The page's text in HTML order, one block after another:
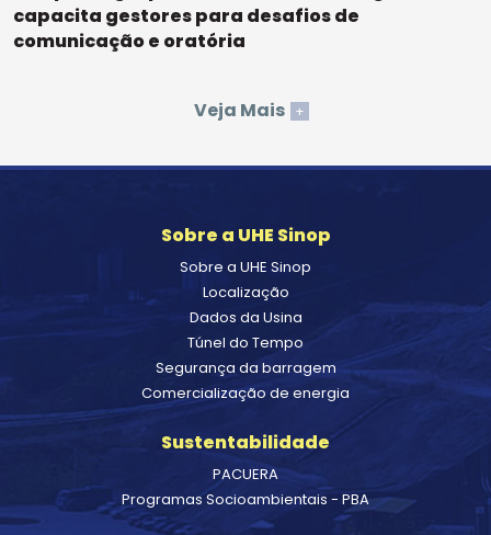
capacita gestores para desafios de
comunicação e oratória
Veja Mais +
Sobre a UHE Sinop
Sobre a UHE Sinop
Localização
Dados da Usina
Túnel do Tempo
Segurança da barragem
Comercialização de energia
Sustentabilidade
PACUERA
Programas Socioambientais - PBA